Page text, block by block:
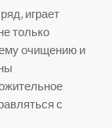
играет
только
очищению и
с